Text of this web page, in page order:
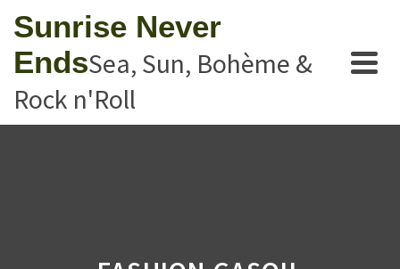
Sunrise Never
EndsSea, Sun, Bohème &
Rock n'Roll